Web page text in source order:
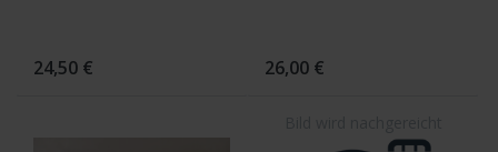
24,50 € 26,00 €